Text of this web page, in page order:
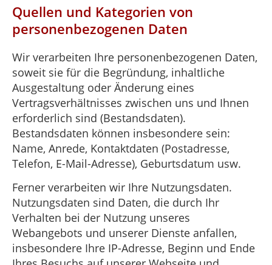
Quellen und Kategorien von
personenbezogenen Daten
Wir verarbeiten Ihre personenbezogenen Daten,
soweit sie für die Begründung, inhaltliche
Ausgestaltung oder Änderung eines
Vertragsverhältnisses zwischen uns und Ihnen
erforderlich sind (Bestandsdaten).
Bestandsdaten können insbesondere sein:
Name, Anrede, Kontaktdaten (Postadresse,
Telefon, E-Mail-Adresse), Geburtsdatum usw.
Ferner verarbeiten wir Ihre Nutzungsdaten.
Nutzungsdaten sind Daten, die durch Ihr
Verhalten bei der Nutzung unseres
Webangebots und unserer Dienste anfallen,
insbesondere Ihre IP-Adresse, Beginn und Ende